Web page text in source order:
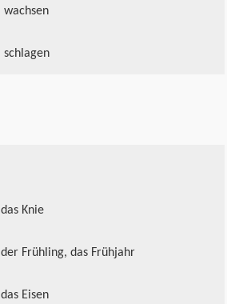
wachsen
schlagen
das Knie
der Frühling, das Frühjahr
das Eisen